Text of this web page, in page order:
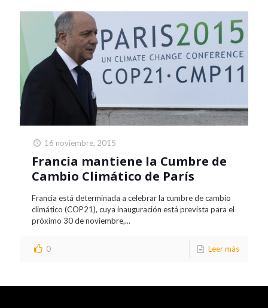
16 noviembre, 2015
Francia mantiene la Cumbre de
Cambio Climático de París
Francia está determinada a celebrar la cumbre de cambio
climático (COP21), cuya inauguración está prevista para el
próximo 30 de noviembre,...
0 Leer más